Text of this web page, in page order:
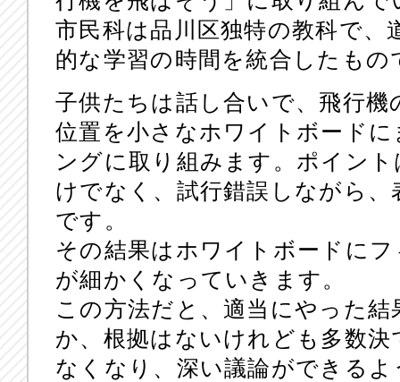
市民科は品川区独特の教科で、
的な学習の時間を統合したもの
子供たちは話し合いで、飛行
位置を小さなホワイトボード
ングに取り組みます。ポイン
けでなく、試行錯誤しながら
です。
その結果はホワイトボードに
が細かくなっていきます。
この方法だと、適当にやった
か、根拠はないけれども多数
なくなり、深い議論ができる